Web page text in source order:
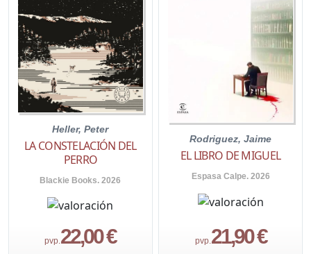
Heller, Peter
LA CONSTELACIÓN DEL
PERRO
Blackie Books. 2026
pvp.22,00 €
Rodriguez, Jaime
EL LIBRO DE MIGUEL
Espasa Calpe. 2026
pvp.21,90 €